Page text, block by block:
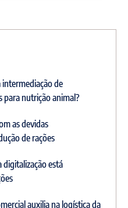
de
nutrição animal?
as devidas
de rações
digitalização está
auxilia na logística da